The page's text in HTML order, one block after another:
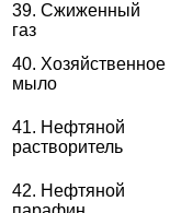
39. Сжиженный
газ
40. Хозяйственное
мыло
41. Нефтяной
растворитель
42. Нефтяной